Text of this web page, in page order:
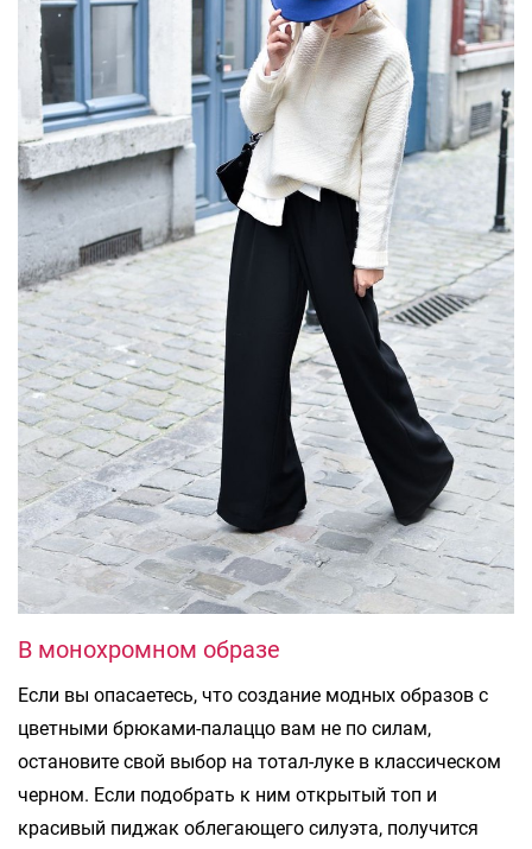
В монохромном образе
Если вы опасаетесь, что создание модных образов с
цветными брюками-палаццо вам не по силам,
остановите свой выбор на тотал-луке в классическом
черном. Если подобрать к ним открытый топ и
красивый пиджак облегающего силуэта, получится